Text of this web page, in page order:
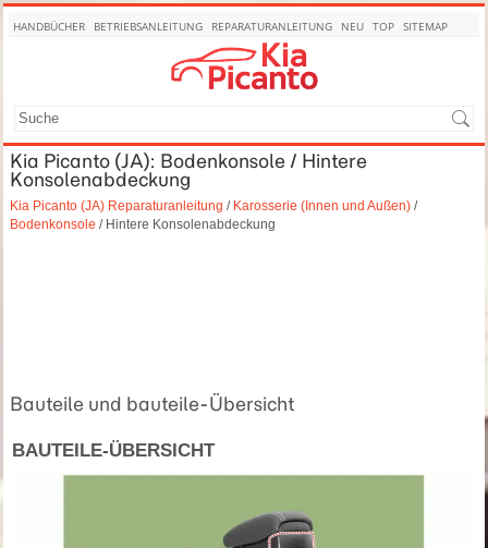
HANDBÜCHER BETRIEBSANLEITUNG REPARATURANLEITUNG NEU TOP SITEMAP
Kia Picanto (JA): Bodenkonsole / Hintere
Konsolenabdeckung
Kia Picanto (JA) Reparaturanleitung / Karosserie (Innen und Außen) /
Bodenkonsole / Hintere Konsolenabdeckung
Bauteile und bauteile-Übersicht
BAUTEILE-ÜBERSICHT